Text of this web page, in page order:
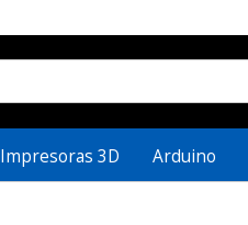
Impresoras 3D Arduino